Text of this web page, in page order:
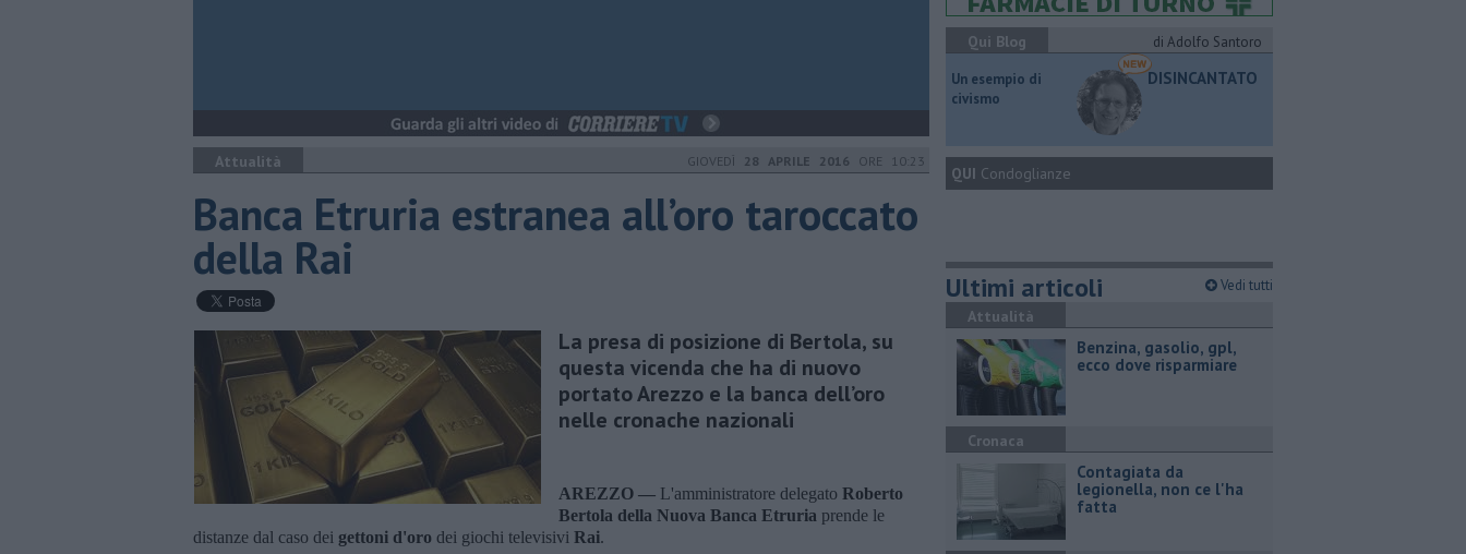
Attualità GIOVEDÌ 28 APRILE 2016 ORE 10:23
Banca Etruria estranea all’oro taroccato
della Rai
La presa di posizione di Bertola, su
questa vicenda che ha di nuovo
portato Arezzo e la banca dell’oro
nelle cronache nazionali
AREZZO — L'amministratore delegato Roberto
Bertola della Nuova Banca Etruria prende le
distanze dal caso dei gettoni d'oro dei giochi televisivi Rai.
Qui Blog
di Adolfo Santoro
​Un esempio di
civismo
DISINCANTATO
QUI Condoglianze
Ultimi articoli Vedi tutti
Attualità
​Benzina, gasolio, gpl,
ecco dove risparmiare
Cronaca
Contagiata da
legionella, non ce l'ha
fatta